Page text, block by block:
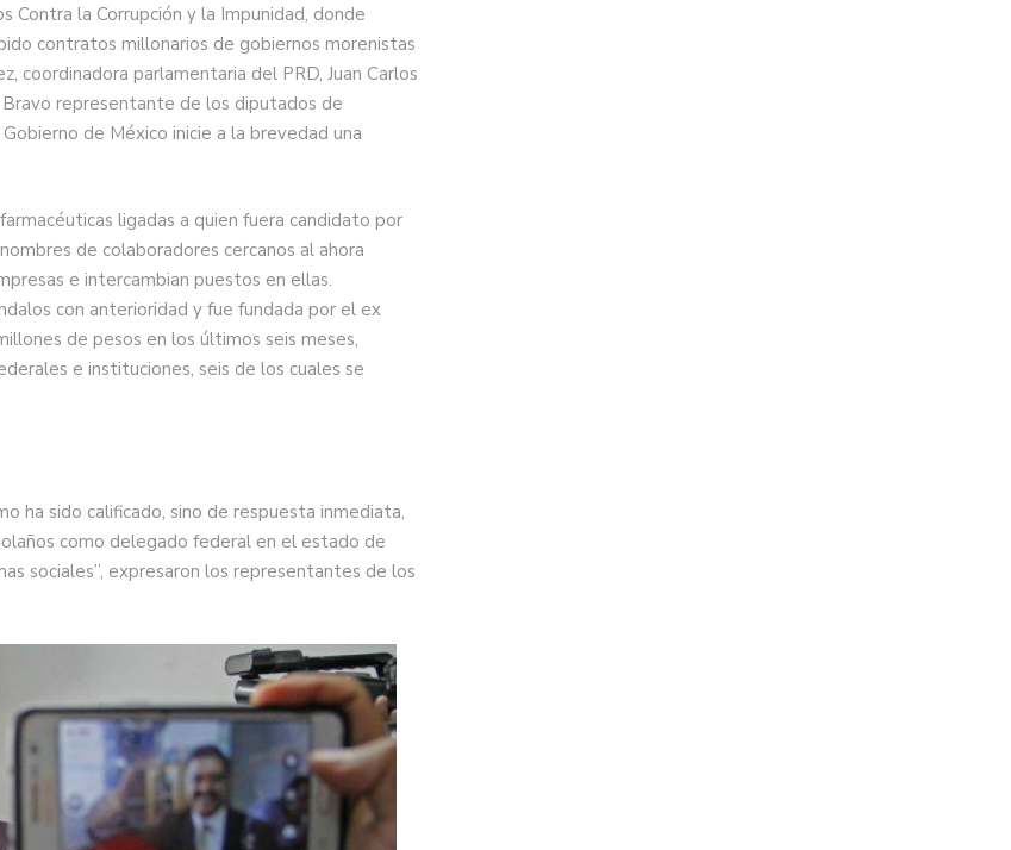
la Corrupción y la Impunidad, donde
contratos millonarios de gobiernos morenistas
coordinadora parlamentaria del PRD, Juan Carlos
Bravo representante de los diputados de
de México inicie a la brevedad una
ligadas a quien fuera candidato por
de colaboradores cercanos al ahora
e intercambian puestos en ellas.
con anterioridad y fue fundada por el ex
de pesos en los últimos seis meses,
e instituciones, seis de los cuales se
ha sido calificado, sino de respuesta inmediata,
como delegado federal en el estado de
sociales”, expresaron los representantes de los